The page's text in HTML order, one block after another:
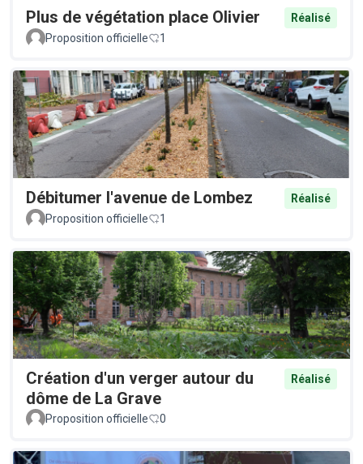
Plus de végétation place Olivier
Réalisé
Proposition officielle
1
Débitumer l'avenue de Lombez
Réalisé
Proposition officielle
1
Création d'un verger autour du
dôme de La Grave
Réalisé
Proposition officielle 0